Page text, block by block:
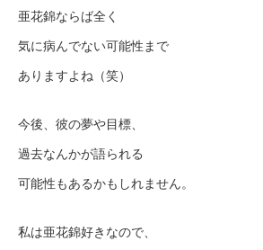
亜花錦ならば全く
気に病んでない可能性まで
ありますよね（笑）
今後、彼の夢や目標、
過去なんかが語られる
可能性もあるかもしれません。
私は亜花錦好きなので、